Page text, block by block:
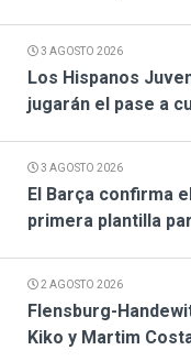
3 AGOSTO 2026
Los Hispanos
jugarán el pase a
3 AGOSTO 2026
El Barça confirma
primera plantilla
2 AGOSTO 2026
Flensburg-
Kiko y Martim